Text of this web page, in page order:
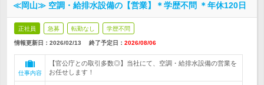
≪岡山≫ 空調・給排水設備の【営業】＊学歴不問 ＊年休120日
正社員 急募 転勤なし 学歴不問
情報更新日：2026/02/13 終了予定日： 2026/08/06
仕事内容
【官公庁との取引多数◎】当社にて、空調・給排水設備の営業を
お任せします！